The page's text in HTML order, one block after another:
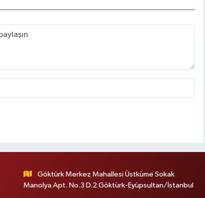
Göktürk Merkez Mahallesi Üstküme Sokak
Manolya Apt. No.3 D.2 Göktürk-Eyüpsultan/İstanbul